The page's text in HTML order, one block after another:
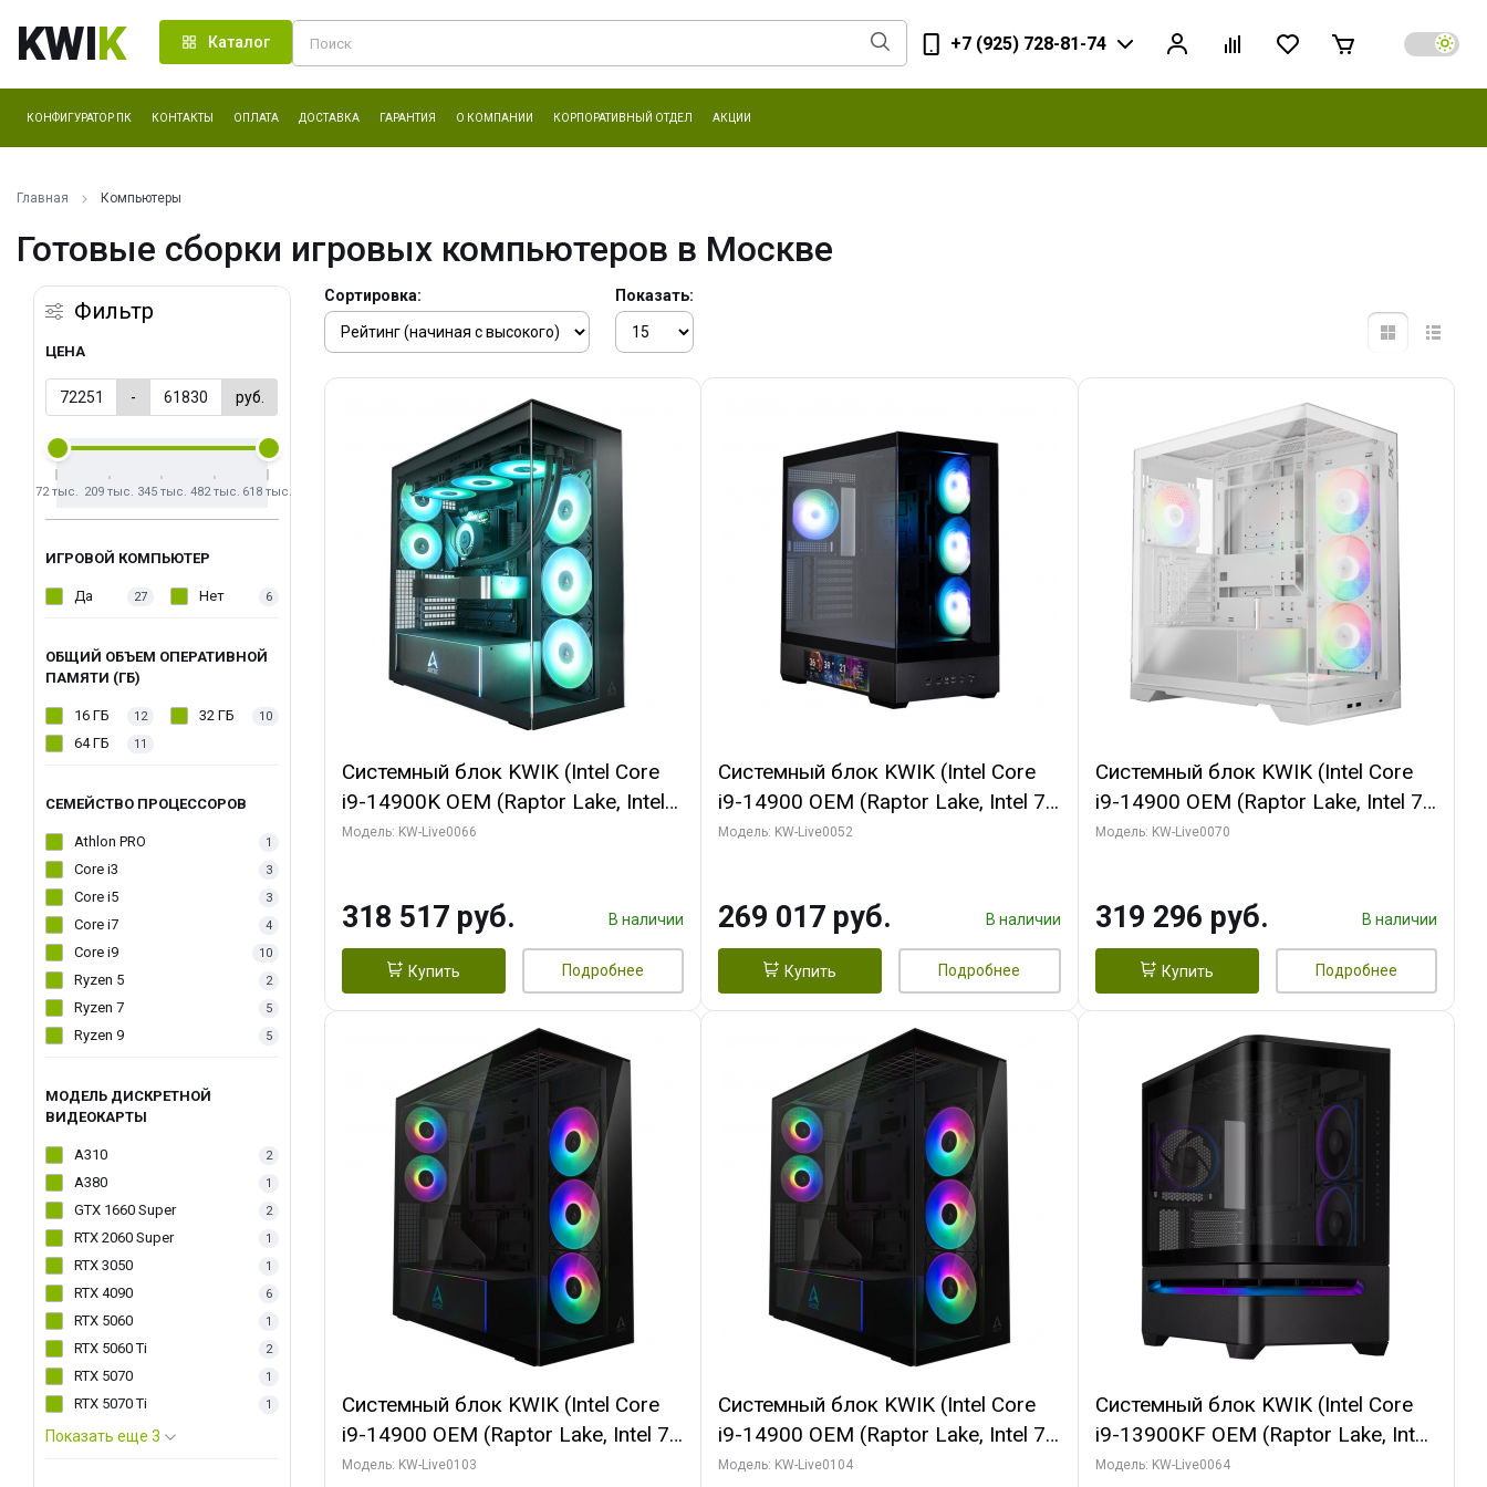
KWIK Каталог +7 (925) 728-81-74
КОНФИГУРАТОР ПК КОНТАКТЫ ОПЛАТА ДОСТАВКА ГАРАНТИЯ О КОМПАНИИ КОРПОРАТИВНЫЙ ОТДЕЛ АКЦИИ
Главная Компьютеры
Готовые сборки игровых компьютеров в Москве
Фильтр
ЦЕНА
- руб.
72 тыс. 209 тыс. 345 тыс. 482 тыс. 618 тыс.
ИГРОВОЙ КОМПЬЮТЕР
Да 27 Нет 6
ОБЩИЙ ОБЪЕМ ОПЕРАТИВНОЙ
ПАМЯТИ (ГБ)
16 ГБ 12 32 ГБ 10
64 ГБ 11
СЕМЕЙСТВО ПРОЦЕССОРОВ
Athlon PRO 1
Core i3 3
Core i5 3
Core i7 4
Core i9 10
Ryzen 5 2
Ryzen 7 5
Ryzen 9 5
МОДЕЛЬ ДИСКРЕТНОЙ
ВИДЕОКАРТЫ
A310 2
A380 1
GTX 1660 Super 2
RTX 2060 Super 1
RTX 3050 1
RTX 4090 6
RTX 5060 1
RTX 5060 Ti 2
RTX 5070 1
RTX 5070 Ti 1
Показать еще 3
Сортировка: Показать:
Системный блок KWIK (Intel Core
i9-14900K OEM (Raptor Lake, Intel
7, C24 16EC/8PC/ 64 ГБ ОЗУ (2
GDDR7 256bit/ 1 ТБ SSD)
Модель: KW-Live0066
318 517 руб. В наличии
Купить Подробнее
Системный блок KWIK (Intel Core
i9-14900 OEM (Raptor Lake, Intel 7,
C24 16EC/8PC// 64 ГБ ОЗУ (2
256bit 3xDP HD/ 512 ГБ SSD)
Модель: KW-Live0052
269 017 руб. В наличии
Купить Подробнее
Системный блок KWIK (Intel Core
i9-14900 OEM (Raptor Lake, Intel 7,
C24 16EC/8PC// 64 ГБ ОЗУ (2
GDDR7 256bit/ 960 ГБ SSD)
Модель: KW-Live0070
319 296 руб. В наличии
Купить Подробнее
Системный блок KWIK (Intel Core
i9-14900 OEM (Raptor Lake, Intel 7,
C24 16EC/8PC// 64 ГБ ОЗУ (2
Модель: KW-Live0103
Системный блок KWIK (Intel Core
i9-14900 OEM (Raptor Lake, Intel 7,
C24 16EC/8PC// 64 ГБ ОЗУ (2
Модель: KW-Live0104
Системный блок KWIK (Intel Core
i9-13900KF OEM (Raptor Lake, Intel
7, C24 16EC/8P/ 64 ГБ ОЗУ (2
Модель: KW-Live0064